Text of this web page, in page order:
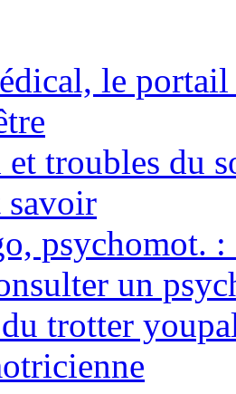
le portail
troubles du
psychomot. :
un
trotter